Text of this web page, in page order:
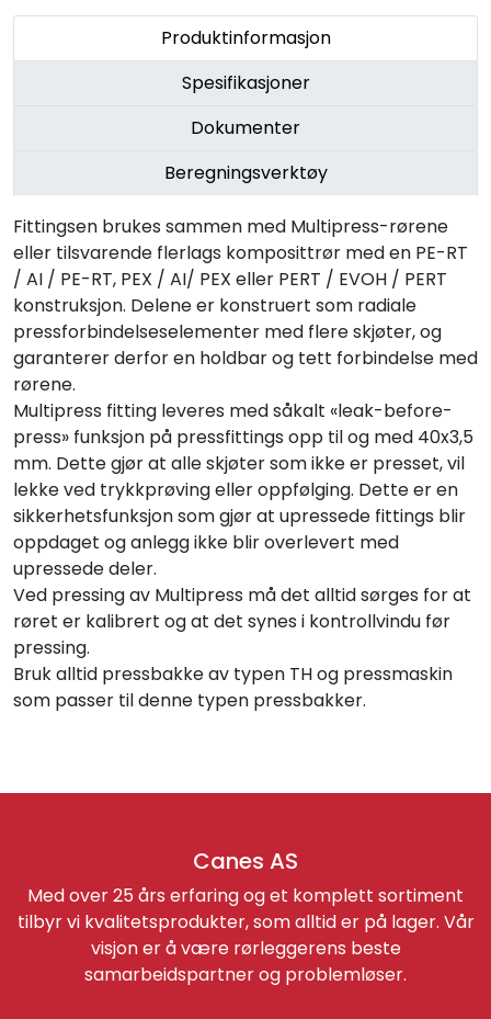
Produktinformasjon
Spesifikasjoner
Dokumenter
Beregningsverktøy
Fittingsen brukes sammen med Multipress-rørene
eller tilsvarende flerlags komposittrør med en PE-RT
/ AI / PE-RT, PEX / AI/ PEX eller PERT / EVOH / PERT
konstruksjon. Delene er konstruert som radiale
pressforbindelseselementer med flere skjøter, og
garanterer derfor en holdbar og tett forbindelse med
rørene.
Multipress fitting leveres med såkalt «leak-before-
press» funksjon på pressfittings opp til og med 40x3,5
mm. Dette gjør at alle skjøter som ikke er presset, vil
lekke ved trykkprøving eller oppfølging. Dette er en
sikkerhetsfunksjon som gjør at upressede fittings blir
oppdaget og anlegg ikke blir overlevert med
upressede deler.
Ved pressing av Multipress må det alltid sørges for at
røret er kalibrert og at det synes i kontrollvindu før
pressing.
Bruk alltid pressbakke av typen TH og pressmaskin
som passer til denne typen pressbakker.
Canes AS
Med over 25 års erfaring og et komplett sortiment
tilbyr vi kvalitetsprodukter, som alltid er på lager. Vår
visjon er å være rørleggerens beste
samarbeidspartner og problemløser.